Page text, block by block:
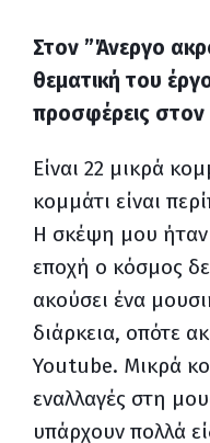
Στον ”Άνεργο
θεματική του
προσφέρεις
Είναι 22 μικρά
κομμάτι είναι
Η σκέψη μου
εποχή ο κόσμος
ακούσει ένα
διάρκεια, οπότε
Youtube. Μικρά
εναλλαγές στη
υπάρχουν πολλά